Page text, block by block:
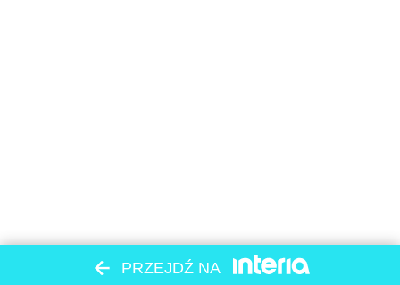
PRZEJDŹ NA